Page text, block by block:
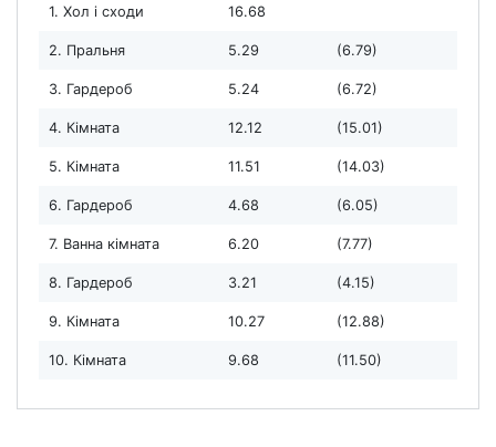
1. Хол і сходи 16.68
2. Пральня 5.29 (6.79)
3. Гардероб 5.24 (6.72)
4. Кімната 12.12 (15.01)
5. Кімната 11.51 (14.03)
6. Гардероб 4.68 (6.05)
7. Ванна кімната 6.20 (7.77)
8. Гардероб 3.21 (4.15)
9. Кімната 10.27 (12.88)
10. Кімната 9.68 (11.50)